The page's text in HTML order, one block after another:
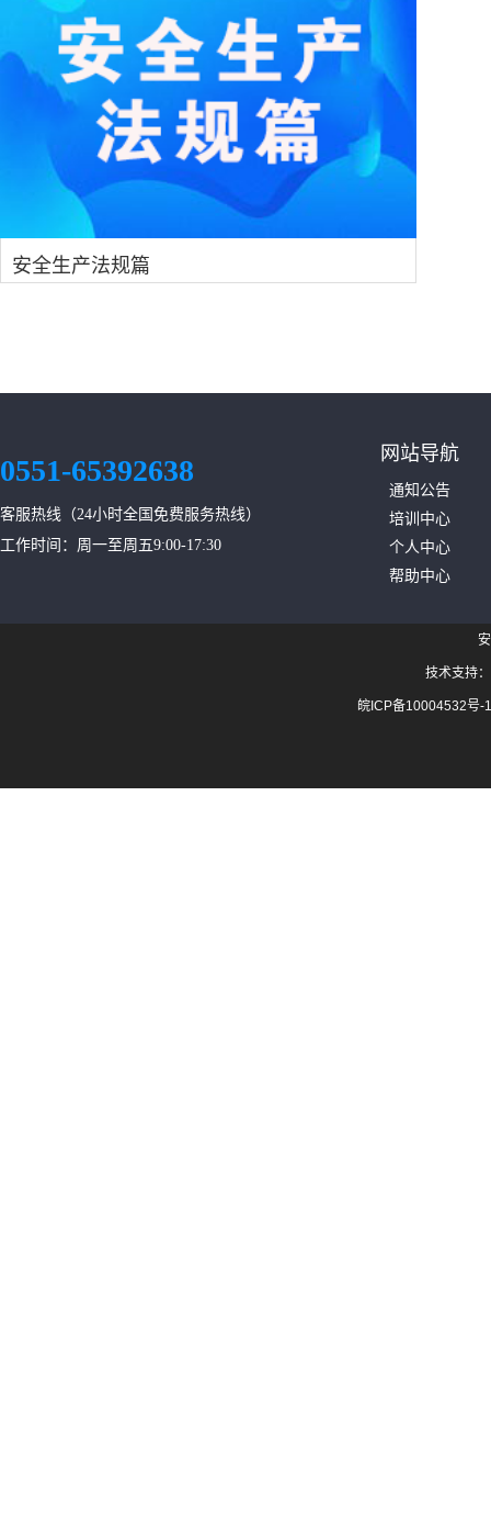
安全生产法规篇
0551-65392638
客服热线（24小时全国免费服务热线）
工作时间：周一至周五9:00-17:30
网站导航
通知公告
培训中心
个人中心
帮助中心
技术支持
皖ICP备10004532号-